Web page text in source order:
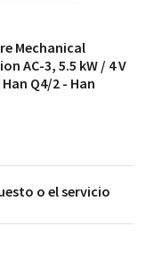
Mechanical
AC-3, 5.5 kW / 4 V
Q4/2 - Han
o el servicio